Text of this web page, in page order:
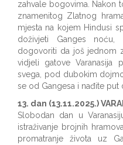
zahvale bogovima. Nakon
znamenitog Zlatnog
mjesta na kojem Hindusi
doživjeti Ganges noću,
dogovoriti da još jednom
vidjeli gatove Varanasija
svega, pod dubokim
se od Gangesa i nađite put
13. dan (13.11.2025.)
Slobodan dan u
istraživanje brojnih
promatranje života uz